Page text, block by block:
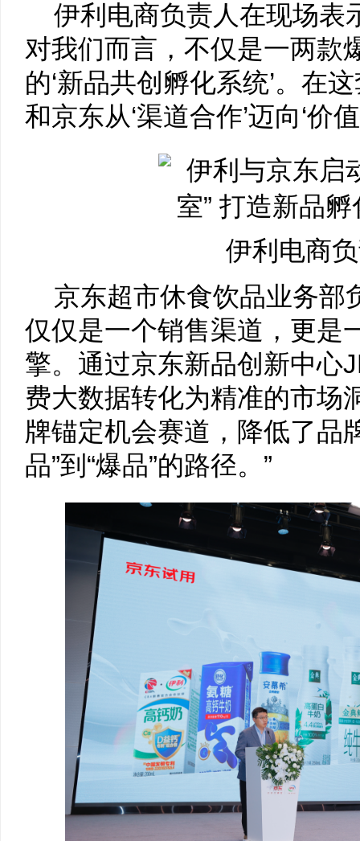
伊利电商负责人在现场表
对我们而言，不仅是一两款
的‘新品共创孵化系统’。在
和京东从‘渠道合作’迈向‘价
伊利电商
京东超市休食饮品业务部
仅仅是一个销售渠道，更是
擎。通过京东新品创新中心
费大数据转化为精准的市场
牌锚定机会赛道，降低了品
品”到“爆品”的路径。”